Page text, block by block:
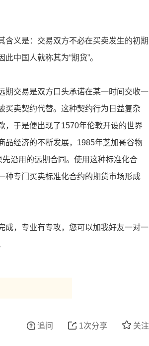
含义是：交易双方不必在买卖发生的初期
中国人就称其为“期货”。
期交易是双方口头承诺在某一时间交收一
买卖契约代替。这种契约行为日益复杂
，于是便出现了1570年伦敦开设的世界
经济的不断发展，1985年芝加哥谷物
沿用的远期合同。使用这种标准化合
种专门买卖标准化合约的期货市场形成
成，专业有专攻，您可以加我好友一对一
关注
1次分享
追问